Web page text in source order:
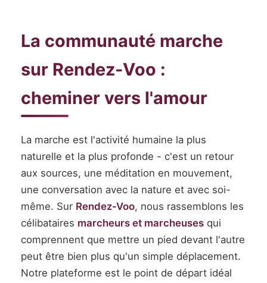
La communauté marche
sur Rendez-Voo :
cheminer vers l'amour
La marche est l'activité humaine la plus
naturelle et la plus profonde - c'est un retour
aux sources, une méditation en mouvement,
une conversation avec la nature et avec soi-
même. Sur Rendez-Voo, nous rassemblons les
célibataires marcheurs et marcheuses qui
comprennent que mettre un pied devant l'autre
peut être bien plus qu'un simple déplacement.
Notre plateforme est le point de départ idéal